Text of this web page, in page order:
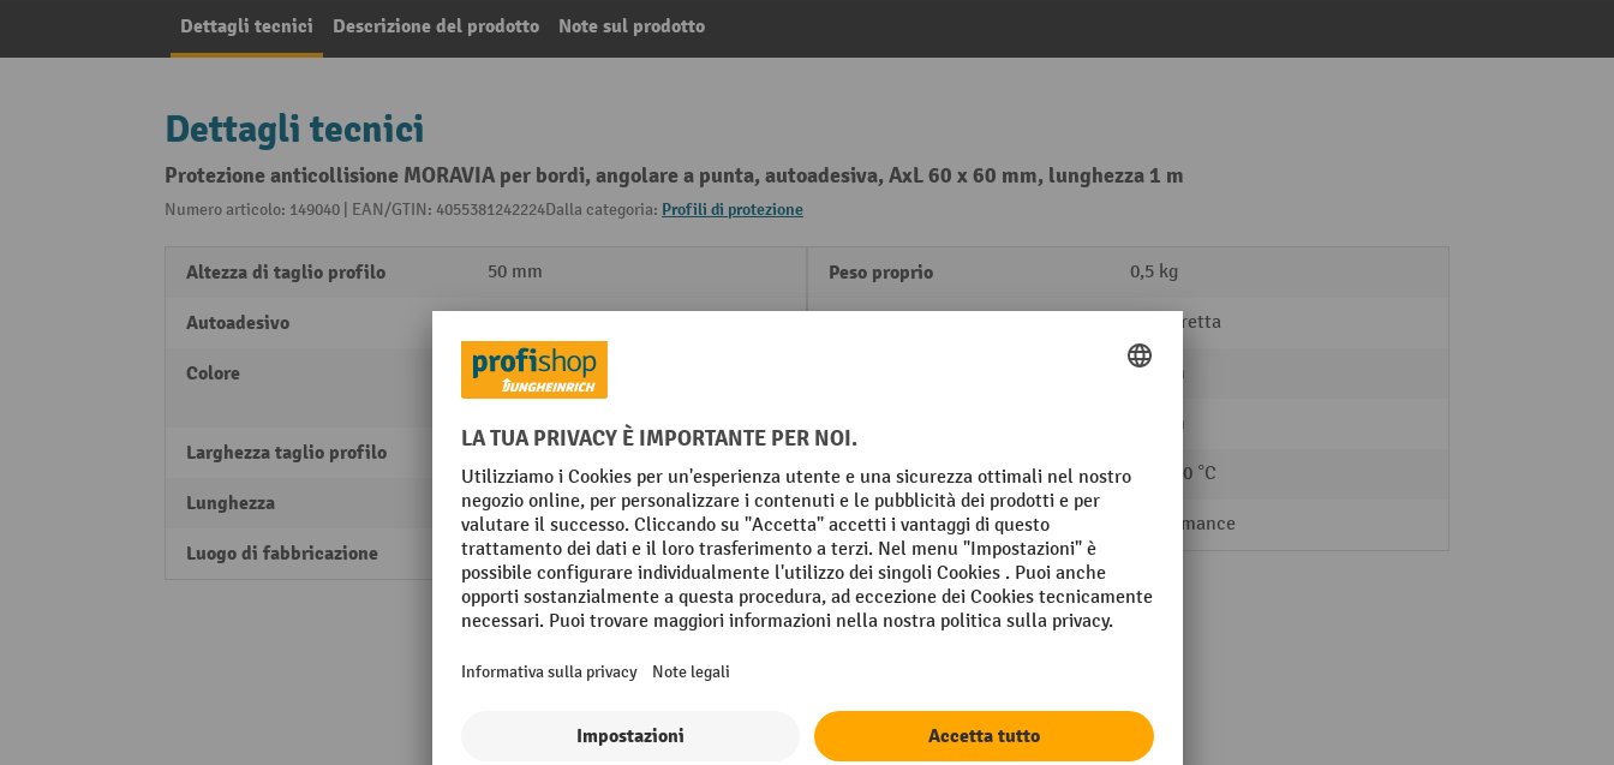
Dettagli tecnici Descrizione del prodotto Note sul prodotto
Dettagli tecnici
Protezione anticollisione MORAVIA per bordi, angolare a punta, autoadesiva, AxL 60 x 60 mm, lunghezza 1 m
Numero articolo: 149040 | EAN/GTIN: 4055381242224Dalla categoria: Profili di protezione
Altezza di taglio profilo 50 mm
Autoadesivo
Colore
giallo
nero
Larghezza taglio profilo 50 mm
Lunghezza 1 m
Luogo di fabbricazione Made in Germany
Peso proprio 0,5 kg
Squadretta
60 mm
Profilo larghezza 60 mm
Resistente alla temperatura -40 - 90 °C
Segmento Performance